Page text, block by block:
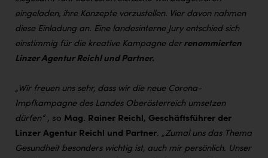
eingeladen, ihre Konzepte vorzustellen. Vier davon nahmen
diese Einladung an. Eine landesinterne Jury entschied sich
einstimmig für die kreative Kampagne derrenommierten
Linzer Agentur Reichl und Partner.
„Wir freuen uns sehr, dass wir die neue Corona-
Impfkampagne des Landes Oberösterreich umsetzen
dürfen“ , so Mag. Rainer Reichl, Geschäftsführer der
Linzer Agentur Reichl und Partner. „Zumal uns das Thema
Gesundheit besonders wichtig ist, auch mir persönlich. Unser